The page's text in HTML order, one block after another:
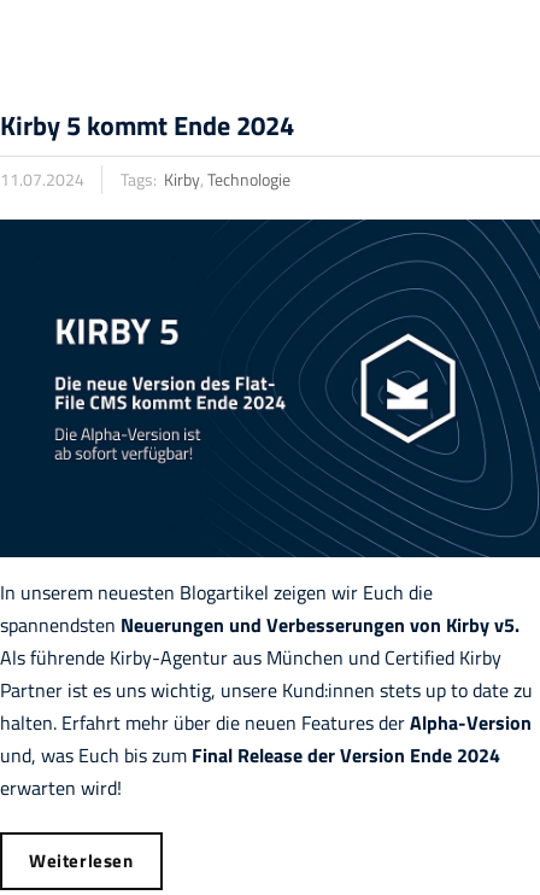
Kirby 5 kommt Ende 2024
11.07.2024 Tags: Kirby,Technologie
In unserem neuesten Blogartikel zeigen wir Euch die
spannendsten Neuerungen und Verbesserungen von Kirby v5.
Als führende Kirby-Agentur aus München und Certified Kirby
Partner ist es uns wichtig, unsere Kund:innen stets up to date zu
halten. Erfahrt mehr über die neuen Features derAlpha-Version
und, was Euch bis zum Final Release der Version Ende 2024
erwarten wird!
Weiterlesen